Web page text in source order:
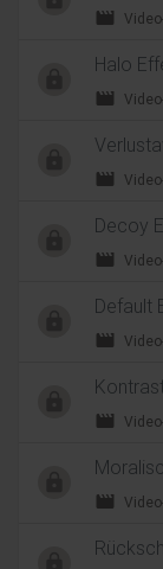
movie
Halo
movie
movie
Decoy
movie
Default
movie
movie
movie